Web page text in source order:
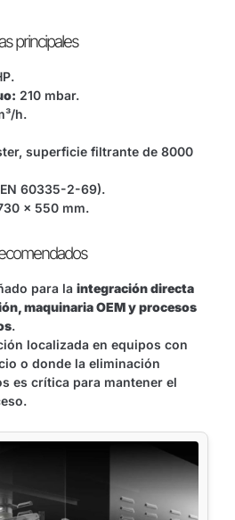
principales
210 mbar.
h.
superficie filtrante de 8000
60335-2-69).
x 550 mm.
para la integración directa
maquinaria OEM y procesos
.
localizada en equipos con
o donde la eliminación
es crítica para mantener el